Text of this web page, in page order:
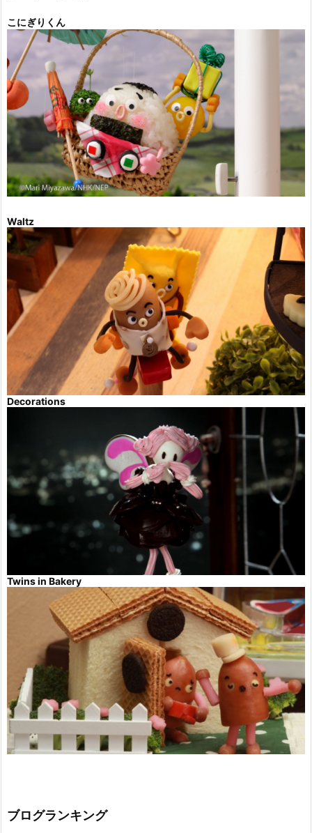
こにぎりくん
Waltz
Decorations
Twins in Bakery
ブログランキング